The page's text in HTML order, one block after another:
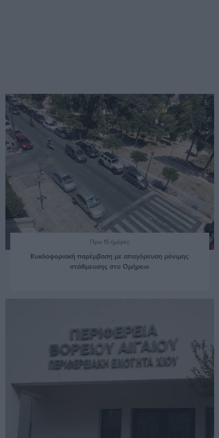
Πριν 15 ημέρες
Κυκλοφοριακή παρέμβαση με απαγόρευση μόνιμης
στάθμευσης στο Ομήρειο